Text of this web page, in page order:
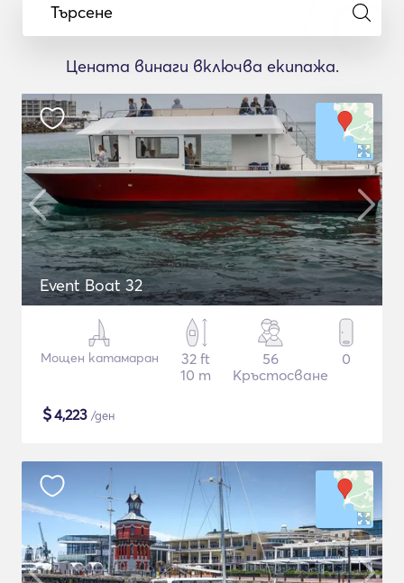
Търсене
Цената винаги включва екипажа.
Event Boat 32
Мощен катамаран
32 ft
10 m
56
Кръстосване
0
$4,223 /ден